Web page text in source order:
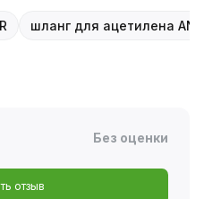
шланг для ацетилена
Без оценки
отзыв